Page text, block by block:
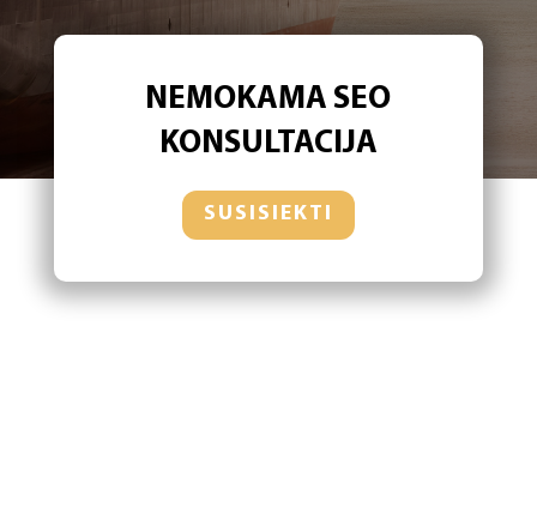
NEMOKAMA SEO
KONSULTACIJA
SUSISIEKTI